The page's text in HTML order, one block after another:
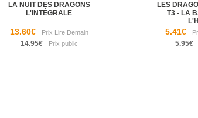
LA NUIT DES DRAGONS
L'INTÉGRALE
13.60€
14.95€
LES
T3 - LA
5.41€
5.95€